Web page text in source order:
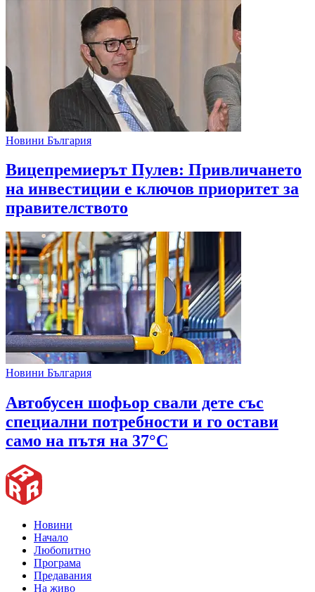
Новини България
Вицепремиерът Пулев: Привличането
на инвестиции е ключов приоритет за
правителството
Новини България
Автобусен шофьор свали дете със
специални потребности и го остави
само на пътя на 37°C
Новини
Начало
Любопитно
Програма
Предавания
На живо